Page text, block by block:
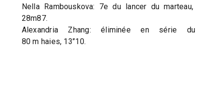
Nella Rambouskova: 7e du lancer du marteau,
28m87.
Alexandria Zhang: éliminée en série du
80 m haies, 13’’10.